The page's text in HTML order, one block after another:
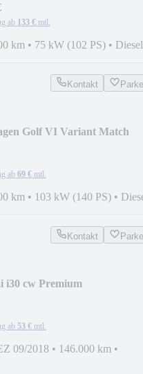
ab 133 € mtl.
km • 75 kW (102 PS) • Diesel
Kontakt
Golf VI Variant Match
ab 69 € mtl.
km • 103 kW (140 PS) •
Kontakt
i30 cw Premium
ab 53 € mtl.
09/2018 • 146.000 km •